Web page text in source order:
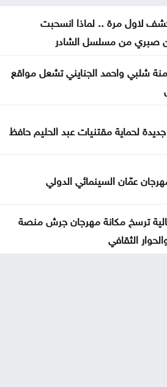
لاول مرة .. لماذا انسحبت
صبري من مسلسل الشادر
شلبي واحمد الجنايني تشعل مواقع
لحماية مقتنيات عبد الحليم حافظ
عمّان السينمائي الدولي
فعالية ترسخ مكانة مهرجان جرش منصة
الثقافي